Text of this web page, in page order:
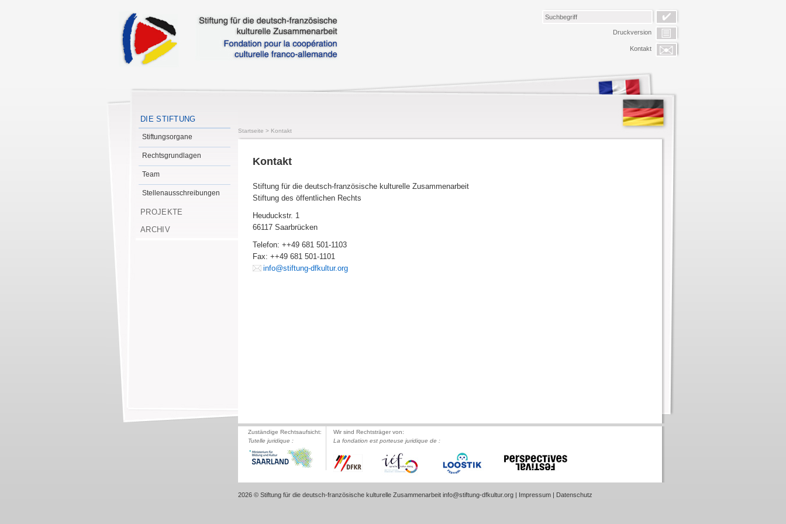
Druckversion
Kontakt
DIE STIFTUNG
Stiftungsorgane
Rechtsgrundlagen
Team
Stellenausschreibungen
PROJEKTE
ARCHIV
Startseite > Kontakt
Kontakt
Stiftung für die deutsch-französische kulturelle Zusammenarbeit
Stiftung des öffentlichen Rechts
Heuduckstr. 1
66117 Saarbrücken
Telefon: ++49 681 501-1103
Fax: ++49 681 501-1101
info@stiftung-dfkultur.org
Zuständige Rechtsaufsicht:
Tutelle juridique :
Wir sind Rechtsträger von:
La fondation est porteuse juridique de :
2026 © Stiftung für die deutsch-französische kulturelle Zusammenarbeit info@stiftung-dfkultur.org | Impressum | Datenschutz